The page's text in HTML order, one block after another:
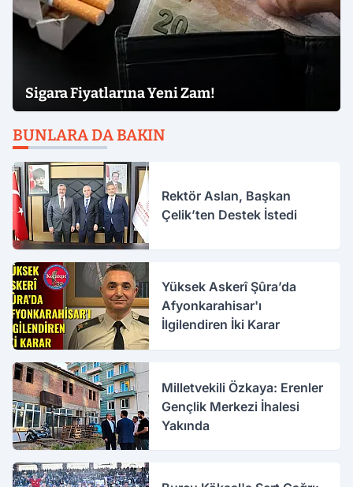
Sigara Fiyatlarına Yeni Zam!
BUNLARA DA BAKIN
Rektör Aslan, Başkan
Çelik’ten Destek İstedi
Yüksek Askerî Şûra’da
Afyonkarahisar'ı
İlgilendiren İki Karar
Milletvekili Özkaya: Erenler
Gençlik Merkezi İhalesi
Yakında